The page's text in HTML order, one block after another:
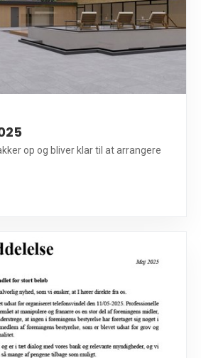
op og bliver klar til at arrangere